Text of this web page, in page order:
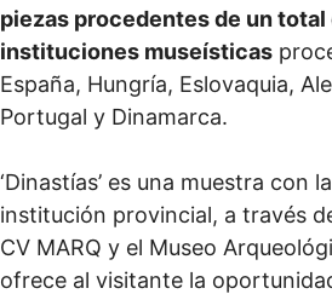
piezas procedentes de un total
instituciones museísticas
España, Hungría, Eslovaquia,
Portugal y Dinamarca.
‘Dinastías’ es una muestra con
institución provincial, a través
CV MARQ y el Museo
ofrece al visitante la